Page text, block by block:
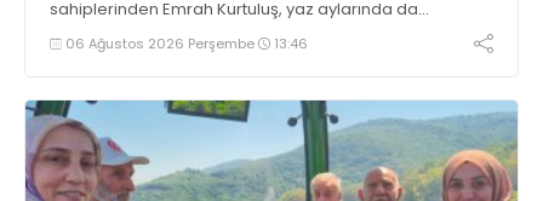
sahiplerinden Emrah Kurtuluş, yaz aylarında da
tezgahlarda taze balık bulunduğunu ifade ederek “Yıl
boyunca tezgahlarda taze balık bulmak mümkün
06 Ağustos 2026 Perşembe 13:46